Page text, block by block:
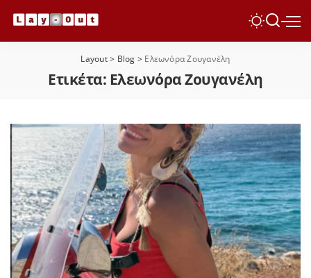
Layout> Blog > Ελεωνόρα Ζουγανέλη
Ετικέτα: Ελεωνόρα Ζουγανέλη